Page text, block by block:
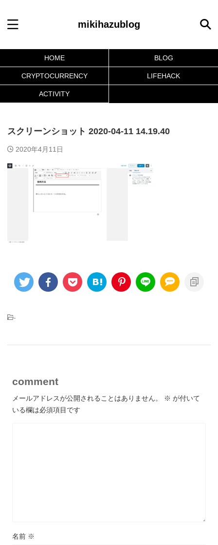
mikihazublog
HOME BLOG
CRYPTOCURRENCY LIFEHACK
ACTIVITY
スクリーンショット 2020-04-11 14.19.40
2020年4月11日
-
comment
メールアドレスが公開されることはありません。 ※ が付いて
いる欄は必須項目です
名前 ※